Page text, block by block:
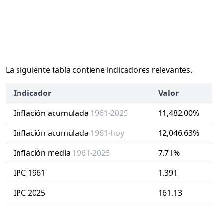
La siguiente tabla contiene indicadores relevantes.
Indicador
Valor
Inflación acumulada 1961-2025
11,482.00%
Inflación acumulada 1961-hoy
12,046.63%
Inflación media 1961-2025
7.71%
IPC 1961
1.391
IPC 2025
161.13